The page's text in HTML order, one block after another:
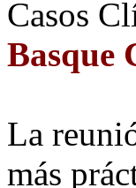
Casos
Basque
La
más